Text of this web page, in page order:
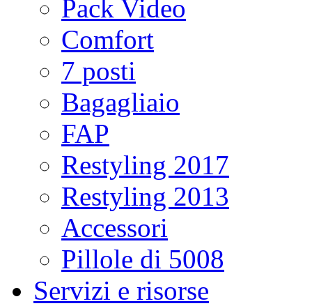
Pack Video
Comfort
7 posti
Bagagliaio
FAP
Restyling 2017
Restyling 2013
Accessori
Pillole di 5008
Servizi e risorse